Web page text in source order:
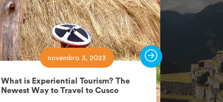
novembro 3, 2023
What is Experiential Tourism? The
Newest Way to Travel to Cusco
Rainbow
Wanted